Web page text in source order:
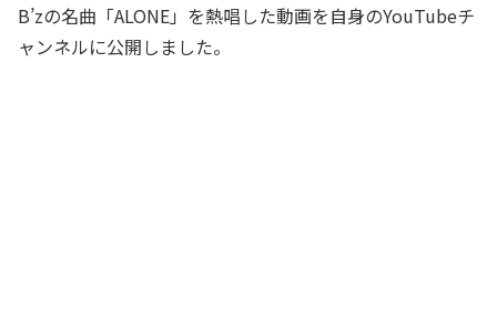
B’zの名曲「ALONE」を熱唱した動画を自身のYouTubeチ
ャンネルに公開しました。